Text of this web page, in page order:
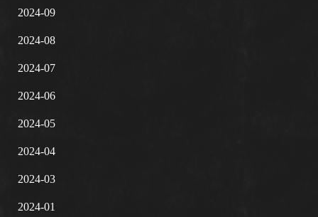
2024-09
2024-08
2024-07
2024-06
2024-05
2024-04
2024-03
2024-01